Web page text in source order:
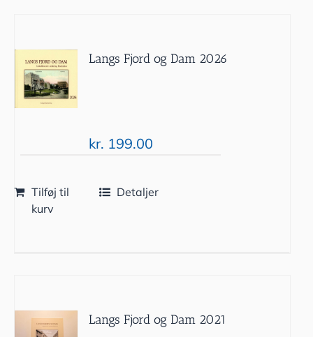
Langs Fjord og Dam 2026
kr. 199.00
Tilføj til
kurv
Detaljer
Langs Fjord og Dam 2021